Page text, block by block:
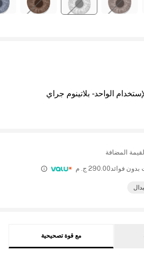
الواحد - بلاتينوم جراي
المضافة
290.00 ج. م
مع قوة تصحيحية